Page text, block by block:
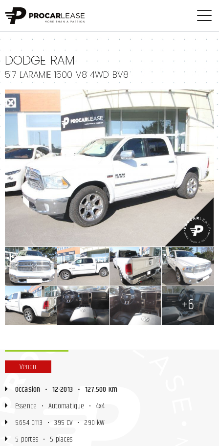
DODGE RAM
5.7 LARAMIE 1500 V8 4WD BV8
+
+
+
+
+
+6
Vendu
Occasion • 12-2013 • 127.500 Km
Essence • Automatique • 4x4
5.654 Cm3 • 395 CV • 290 kW
5 portes • 5 places